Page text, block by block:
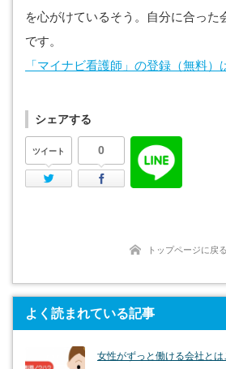
を心がけているそう。自分に合った
です。
「マイナビ看護師」の登録（無料）
シェアする
ツイート
Twitter
0
Facebook
トップページに戻る
よく読まれている記事
女性がずっと働ける会社と